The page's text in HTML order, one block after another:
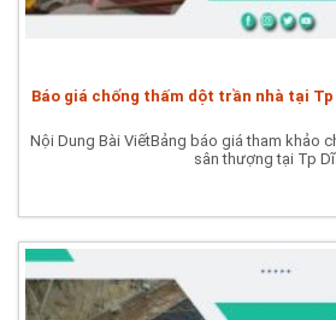
Báo giá chống thấm dột trần nhà tại Tp
Nội Dung Bài ViếtBảng báo giá tham khảo
sân thượng tại Tp